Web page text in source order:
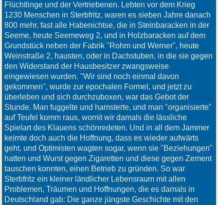
Flüchtlinge und der Vertriebenen. Lebten vor dem Krieg
1230 Menschen in Sterbfritz, waren es sieben Jahre danach
800 mehr, fast alle Habenichtse, die in Steinbaracken in der
Seeme, heute Seemeweg 2, und in Holzbaracken auf dem
Grundstück neben der Fabrik "Rohm und Werner", heute
Weinstraße 2, hausten, oder in Dachstuben, in die sie gegen
den Widerstand der Hausbesitzer zwangsweise
eingewiesen wurden. "Wir sind noch einmal davon
gekommen", wurde zur epochalen Formel, und jetzt zu
überleben und sich durchzuboxen, war das Gebot der
Stunde. Man fuggelte und hamsterte, und man "organisierte"
auf Teufel komm raus, womit wir damals die lässliche
Spielart des Klauens schönredeten. Und in all dem Jammer
keimte doch auch die Hoffnung, dass es wieder aufwärts
geht, und Optimisten wagten sogar, wenn sie "Beziehungen"
hatten und Wurst gegen Zigaretten und diese gegen Zement
tauschen konnten, einen Betrieb zu gründen. So war
Sterbfritz ein kleiner ländlicher Lebensraum mit allen
Problemen, Träumen und Hoffnungen, die es damals in
Deutschland gab: Die ganze jüngste Geschichte mit den